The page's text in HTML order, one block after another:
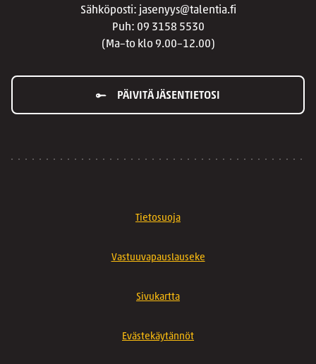
Sähköposti: jasenyys@talentia.fi
Puh: 09 3158 5530
(Ma–to klo 9.00–12.00)
PÄIVITÄ JÄSENTIETOSI
Tietosuoja
Vastuuvapauslauseke
Sivukartta
Evästekäytännöt